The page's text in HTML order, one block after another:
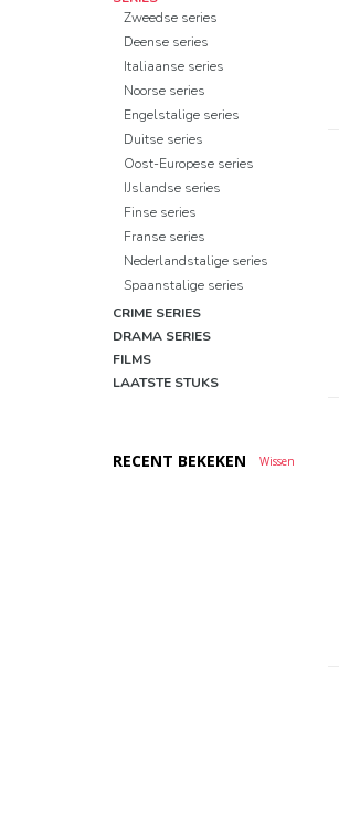
Zweedse series
Deense series
Italiaanse series
Noorse series
Engelstalige series
Duitse series
Oost-Europese series
IJslandse series
Finse series
Franse series
Nederlandstalige series
Spaanstalige series
CRIME SERIES
DRAMA SERIES
FILMS
LAATSTE STUKS
RECENT BEKEKEN Wissen